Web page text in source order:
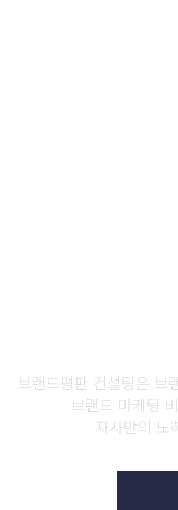
브랜드평판 컨설팅은 브
브랜드 마케팅
자사만의 노